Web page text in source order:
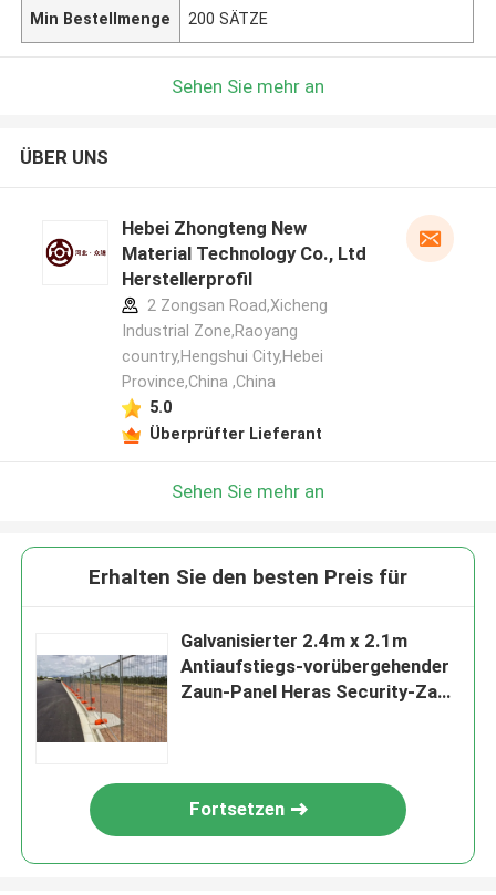
Min Bestellmenge 200 SÄTZE
Sehen Sie mehr an
ÜBER UNS
Hebei Zhongteng New
Material Technology Co., Ltd
Herstellerprofil
2 Zongsan Road,Xicheng
Industrial Zone,Raoyang
country,Hengshui City,Hebei
Province,China ,China
5.0
Überprüfter Lieferant
Sehen Sie mehr an
Erhalten Sie den besten Preis für
Galvanisierter 2.4m x 2.1m
Antiaufstiegs-vorübergehender
Zaun-Panel Heras Security-Zaun
Fortsetzen